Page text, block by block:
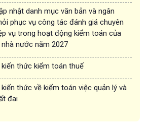
nhật danh mục văn bản và ngân
phục vụ công tác đánh giá chuyên
vụ trong hoạt động kiểm toán của
nước năm 2027
thức kiểm toán thuế
thức về kiểm toán việc quản lý và
đai